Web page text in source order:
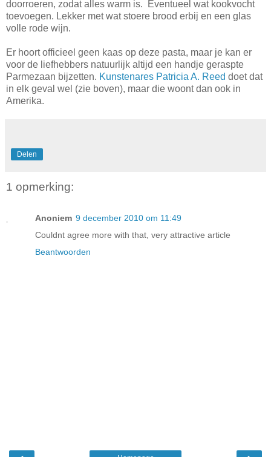
doorroeren, zodat alles warm is. Eventueel wat kookvocht
toevoegen. Lekker met wat stoere brood erbij en een glas
volle rode wijn.
Er hoort officieel geen kaas op deze pasta, maar je kan er
voor de liefhebbers natuurlijk altijd een handje geraspte
Parmezaan bijzetten. Kunstenares Patricia A. Reed doet dat
in elk geval wel (zie boven), maar die woont dan ook in
Amerika.
Delen
1 opmerking:
Anoniem 9 december 2010 om 11:49
Couldnt agree more with that, very attractive article
Beantwoorden